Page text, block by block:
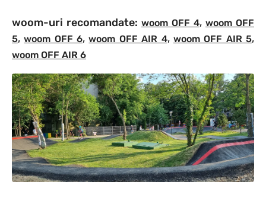
woom-uri recomandate: woom OFF 4, woom OFF
5,woom OFF 6,woom OFF AIR 4, woom OFF AIR 5,
woom OFF AIR 6